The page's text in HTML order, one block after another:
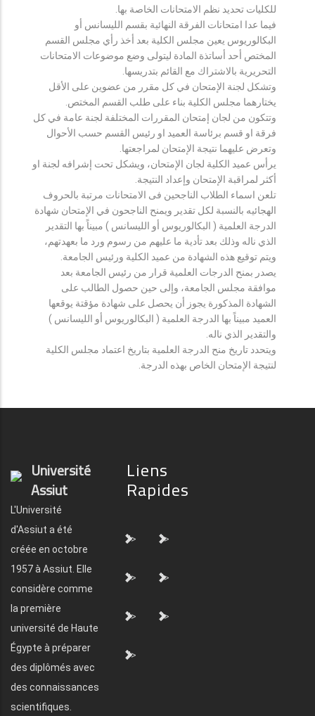
للكليات تحديد نظم الامتحانات الخاصة بها.
فيما عدا امتحانات الفرقة النهائية بقسم الليسانس أو
البكالوريوس يعين مجلس الكلية بعد أخذ رأي مجلس القسم
المختص أحد أساتذة المادة ليتولى وضع موضوعات الامتحانات
التحريرية بالاشتراك مع القائم بتدريسها.
وتشكل لجنة الإمتحان في كل مقرر من عضوين على الأقل
يختارهما مجلس الكلية بناء على طلب القسم المختص.
وتتكون من لجان إمتحان المقررات المختلفة لجنة عامة في كل
فرقة او قسم برئاسة العميد او رئيس القسم حسب الأحوال
وتعرض عليهما نتيجة الإمتحان لمراجعتها.
يرأس عميد الكلية لجان الإمتحان، ويشكل تحت إشرافه لجنة او
أكثر لمراقبة الإمتحان وإعداد النتيجة.
تلعن اسماء الطلاب الناجحين فى الامتحانات مرتبة بالحروف
الهجائيه بالنسبة لكل تقدير ويمنح الناجحون في الإمتحان شهادة
الدرجة العلمية ( البكالوريوس أو الليسانس ) مبيناً بها التقدير
الذي ناله وذلك بعد تأدية ما عليهم من رسوم ورد ما بعهدتهم،
ويتم توقيع هذه الشهادة من عميد الكلية ورئيس الجامعة.
يصدر بمنح الدرجات العلمية قرار من رئيس الجامعة بعد
موافقة مجلس الجامعة، وإلى حين حصول الطالب على
الشهادة المذكورة يجوز أن يحصل على شهادة مؤقتة يوقعها
العميد مبيناً بها الدرجة العلمية ( البكالوريوس أو الليسانس )
والتقدير الذي ناله.
ويتحدد تاريخ منح الدرجة العلمية بتاريخ اعتماد مجلس الكلية
لنتيجة الإمتحان الخاص بهذه الدرجة.
Université
Assiut
L'Université
d'Assiut a été
créée en octobre
1957 à Assiut. Elle
considère comme
la première
université de Haute
Égypte à préparer
des diplômés avec
des connaissances
scientifiques.
Liens
Rapides
"> ">
"> ">
"> ">
">